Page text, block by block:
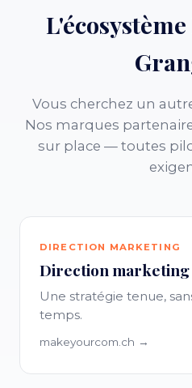
Vous cherchez un
Nos marques
sur place — toutes
DIRECTION MARKETING
Direction
Une stratégie tenue,
temps.
makeyourcom.ch →